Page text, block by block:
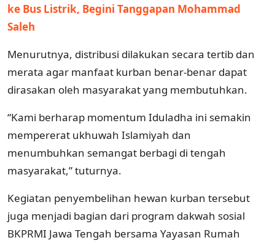
ke Bus Listrik, Begini Tanggapan Mohammad
Saleh
Menurutnya, distribusi dilakukan secara tertib dan
merata agar manfaat kurban benar-benar dapat
dirasakan oleh masyarakat yang membutuhkan.
“Kami berharap momentum Iduladha ini semakin
mempererat ukhuwah Islamiyah dan
menumbuhkan semangat berbagi di tengah
masyarakat,” tuturnya.
Kegiatan penyembelihan hewan kurban tersebut
juga menjadi bagian dari program dakwah sosial
BKPRMI Jawa Tengah bersama Yayasan Rumah